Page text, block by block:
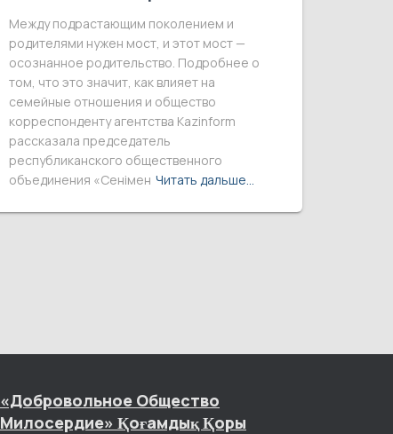
Между подрастающим поколением и
родителями нужен мост, и этот мост —
осознанное родительство. Подробнее о
том, что это значит, как влияет на
семейные отношения и общество
корреспонденту агентства Kazinform
рассказала председатель
республиканского общественного
объединения «Сенімен Читать дальше…
«Добровольное Общество
Милосердие» Қоғамдық Қоры